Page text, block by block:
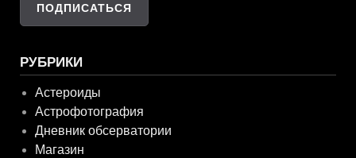
РУБРИКИ
Астероиды
Астрофотография
Дневник обсерватории
Магазин